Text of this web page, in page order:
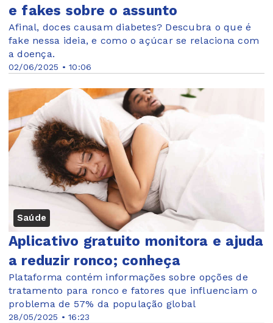
02/06/2025 • 10:06
e fakes sobre o assunto
Afinal, doces causam diabetes? Descubra o que é
fake nessa ideia, e como o açúcar se relaciona com
a doença.
Saúde
28/05/2025 • 16:23
Aplicativo gratuito monitora e ajuda
a reduzir ronco; conheça
Plataforma contém informações sobre opções de
tratamento para ronco e fatores que influenciam o
problema de 57% da população global